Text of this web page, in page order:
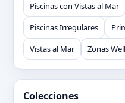
Piscinas con Vistas al Mar
Piscinas Irregulares
Vistas al Mar
Zonas
Colecciones